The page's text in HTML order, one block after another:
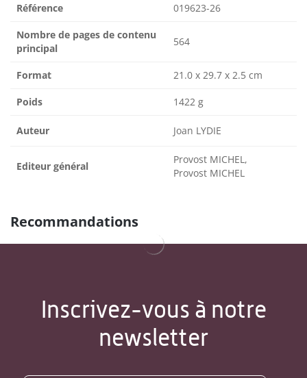
Référence 019623-26
Nombre de pages de contenu
principal
564
Format 21.0 x 29.7 x 2.5 cm
Poids 1422 g
Auteur Joan LYDIE
Editeur général
Provost MICHEL,
Provost MICHEL
Recommandations
Inscrivez-vous à notre
newsletter